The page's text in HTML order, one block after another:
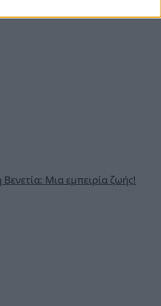
Μια εμπειρία ζωής!